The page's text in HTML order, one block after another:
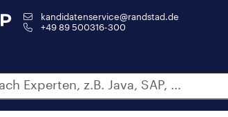
kandidatenservice@randstad.de
+49 89 500316-300